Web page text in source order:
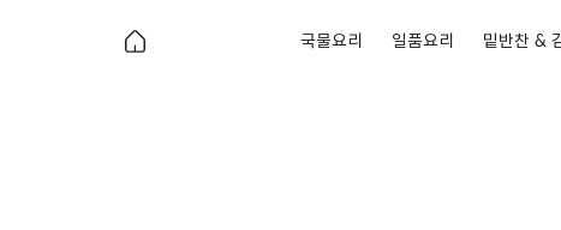
국물요리 일품요리 밑반찬 &